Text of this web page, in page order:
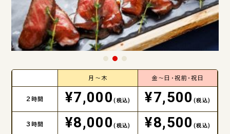
月～木 金～日・祝前・祝日
2時間 ¥7,000(税込) ¥7,500 (税込)
3時間 ¥8,000(税込) ¥8,500 (税込)